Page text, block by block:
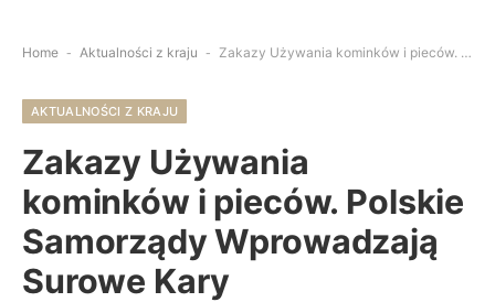
Home - Aktualności z kraju - Zakazy Używania kominków i pieców. Polskie Samorządy Wprowadzają Surowe Kary
AKTUALNOŚCI Z KRAJU
Zakazy Używania
kominków i pieców. Polskie
Samorządy Wprowadzają
Surowe Kary